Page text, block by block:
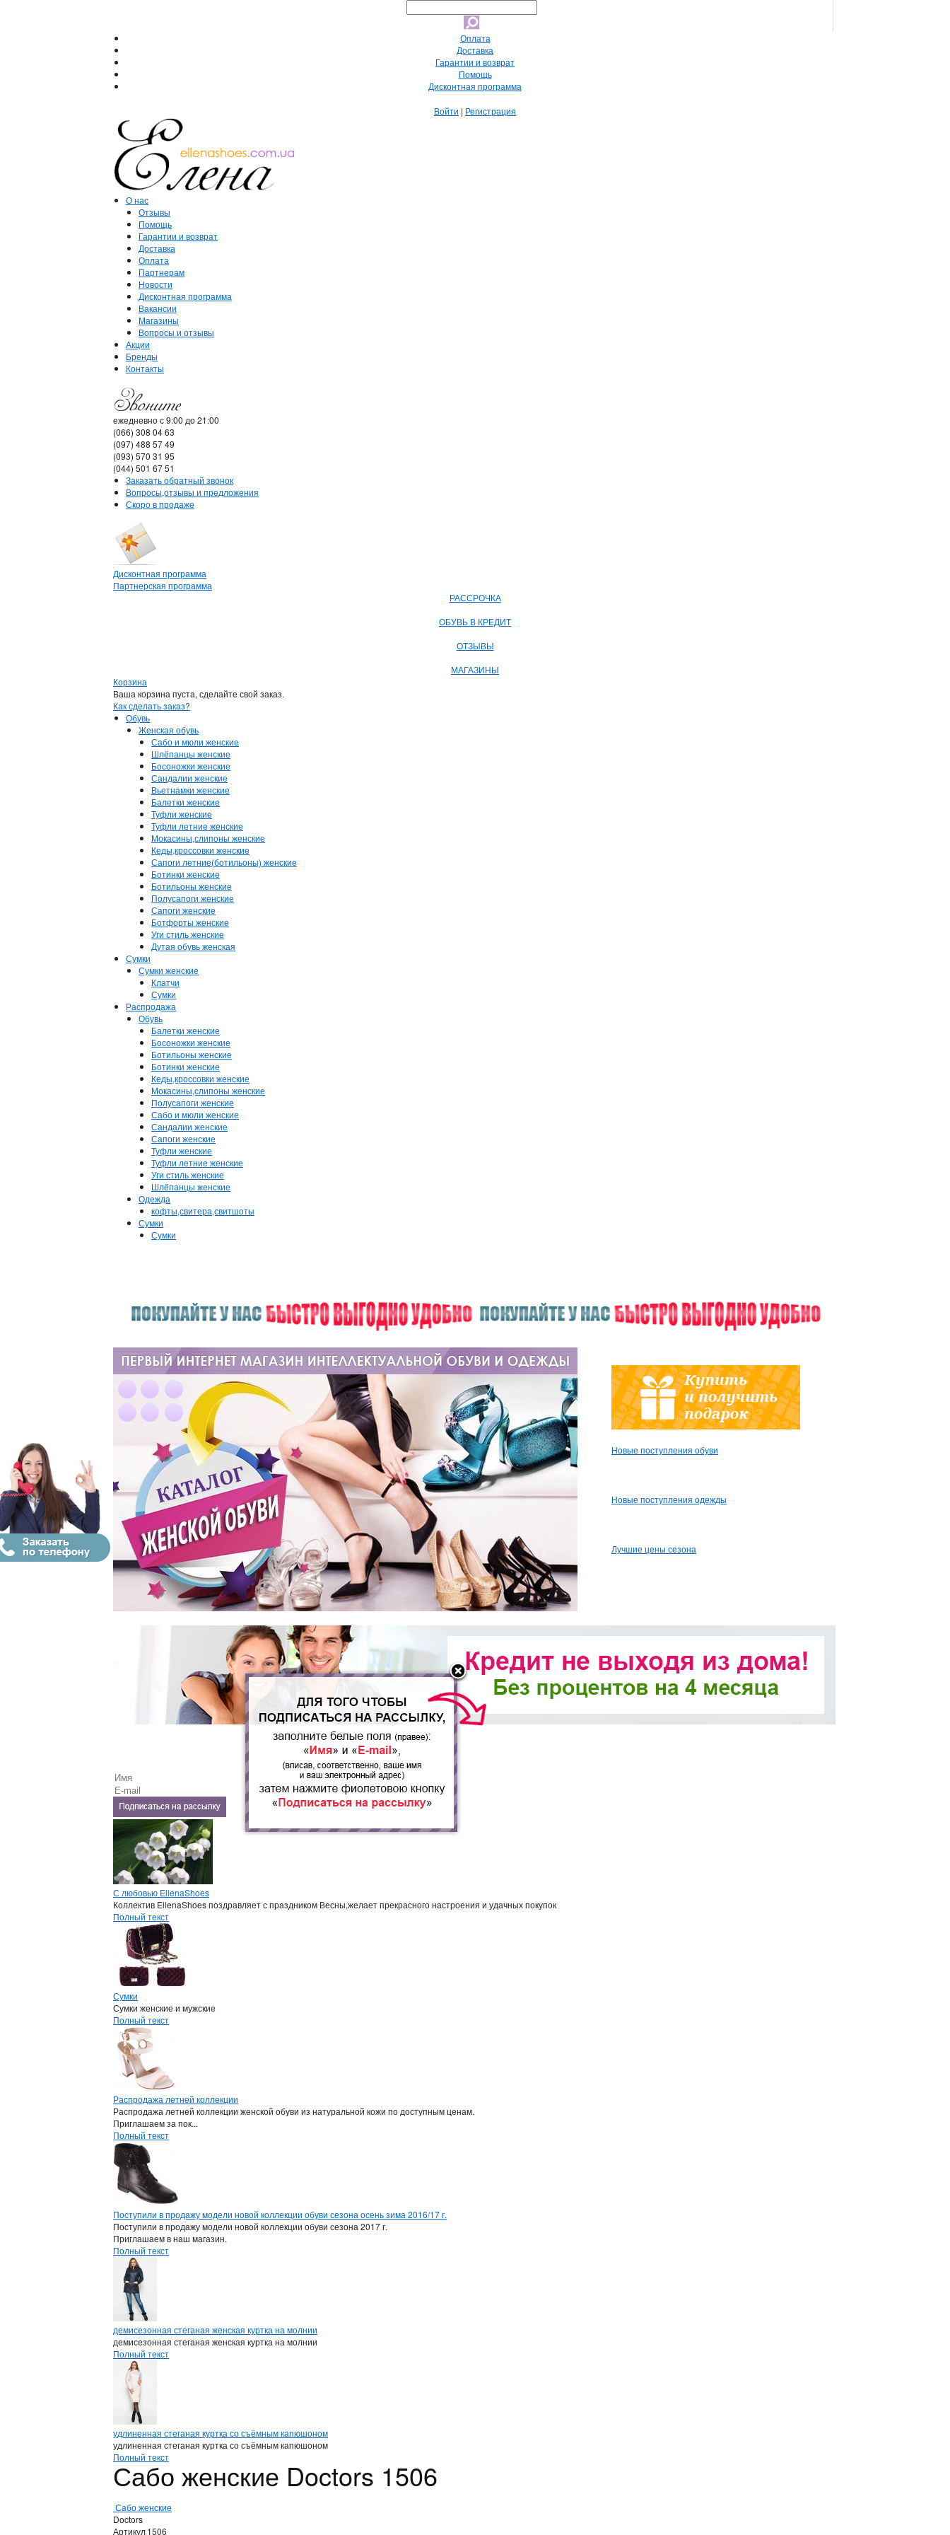
Оплата
Доставка
Гарантии и возврат
Помощь
Дисконтная программа
Войти | Регистрация
О нас
Отзывы
Помощь
Гарантии и возврат
Доставка
Оплата
Партнерам
Новости
Дисконтная программа
Вакансии
Магазины
Вопросы и отзывы
Акции
Бренды
Контакты
ежедневно с 9:00 до 21:00
(066) 308 04 63
(097) 488 57 49
(093) 570 31 95
(044) 501 67 51
Заказать обратный звонок
Вопросы,отзывы и предложения
Скоро в продаже
Дисконтная программа
Партнерская программа
РАССРОЧКА
ОБУВЬ В КРЕДИТ
ОТЗЫВЫ
МАГАЗИНЫ
Корзина
Ваша корзина пуста, сделайте свой заказ.
Как сделать заказ?
Обувь
Женская обувь
Сабо и мюли женские
Шлёпанцы женские
Босоножки женские
Сандалии женские
Вьетнамки женские
Балетки женские
Туфли женские
Туфли летние женские
Мокасины,слипоны женские
Кеды,кроссовки женские
Сапоги летние(ботильоны) женские
Ботинки женские
Ботильоны женские
Полусапоги женские
Сапоги женские
Ботфорты женские
Уги стиль женские
Дутая обувь женская
Сумки
Сумки женские
Клатчи
Сумки
Распродажа
Обувь
Балетки женские
Босоножки женские
Ботильоны женские
Ботинки женские
Кеды,кроссовки женские
Мокасины,слипоны женские
Полусапоги женские
Сабо и мюли женские
Сандалии женские
Сапоги женские
Туфли женские
Туфли летние женские
Уги стиль женские
Шлёпанцы женские
Одежда
кофты,свитера,свитшоты
Сумки
Сумки
Новые поступления обуви
Новые поступления одежды
Лучшие цены сезона
С любовью EllenaShoes
Коллектив EllenaShoes поздравляет с праздником Весны,желает прекрасного настроения и удачных покупок
Полный текст
Сумки
Сумки женские и мужские
Полный текст
Распродажа летней коллекции
Распродажа летней коллекции женской обуви из натуральной кожи по доступным ценам.
Приглашаем за пок...
Полный текст
Поступили в продажу модели новой коллекции обуви сезона осень зима 2016/17 г.
Поступили в продажу модели новой коллекции обуви сезона 2017 г.
Приглашаем в наш магазин.
Полный текст
демисезонная стеганая женская куртка на молнии
демисезонная стеганая женская куртка на молнии
Полный текст
удлиненная стеганая куртка со съёмным капюшоном
удлиненная стеганая куртка со съёмным капюшоном
Полный текст
Сабо женские Doctors 1506
Сабо женские
Doctors
Артикул1506